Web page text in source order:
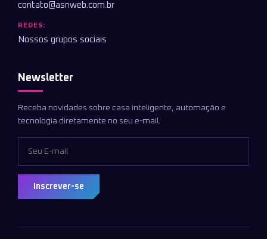
contato@asnweb.com.br
REDES:
Nossos grupos sociais
Newsletter
Receba novidades sobre casa inteligente, automação e
tecnologia diretamente no seu e-mail.
Inscrever-se